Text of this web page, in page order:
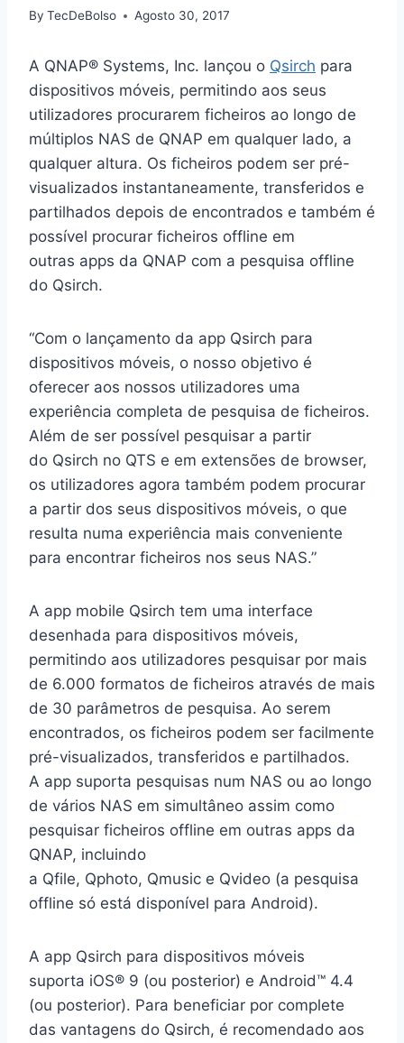
By TecDeBolso Agosto 30, 2017
A QNAP® Systems, Inc. lançou o Qsirch para
dispositivos móveis, permitindo aos seus
utilizadores procurarem ficheiros ao longo de
múltiplos NAS de QNAP em qualquer lado, a
qualquer altura. Os ficheiros podem ser pré-
visualizados instantaneamente, transferidos e
partilhados depois de encontrados e também é
possível procurar ficheiros offline em
outras apps da QNAP com a pesquisa offline
do Qsirch.
“Com o lançamento da app Qsirch para
dispositivos móveis, o nosso objetivo é
oferecer aos nossos utilizadores uma
experiência completa de pesquisa de ficheiros.
Além de ser possível pesquisar a partir
do Qsirch no QTS e em extensões de browser,
os utilizadores agora também podem procurar
a partir dos seus dispositivos móveis, o que
resulta numa experiência mais conveniente
para encontrar ficheiros nos seus NAS.”
A app mobile Qsirch tem uma interface
desenhada para dispositivos móveis,
permitindo aos utilizadores pesquisar por mais
de 6.000 formatos de ficheiros através de mais
de 30 parâmetros de pesquisa. Ao serem
encontrados, os ficheiros podem ser facilmente
pré-visualizados, transferidos e partilhados.
A app suporta pesquisas num NAS ou ao longo
de vários NAS em simultâneo assim como
pesquisar ficheiros offline em outras apps da
QNAP, incluindo
a Qfile, Qphoto, Qmusic e Qvideo (a pesquisa
offline só está disponível para Android).
A app Qsirch para dispositivos móveis
suporta iOS® 9 (ou posterior) e Android™ 4.4
(ou posterior). Para beneficiar por complete
das vantagens do Qsirch, é recomendado aos